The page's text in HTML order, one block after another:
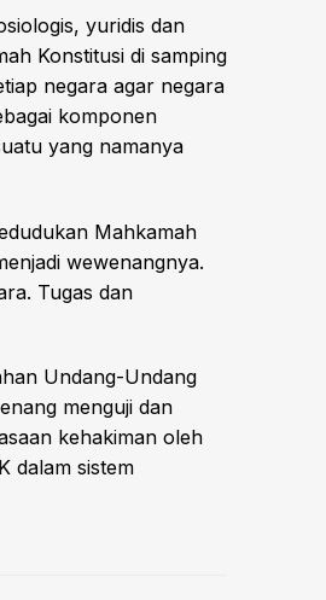
yuridis dan
Konstitusi di samping
negara agar negara
komponen
yang namanya
Mahkamah
wewenangnya.
Tugas dan
Undang-Undang
menguji dan
kehakiman oleh
dalam sistem